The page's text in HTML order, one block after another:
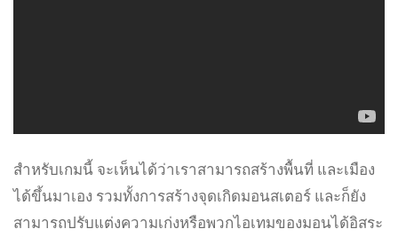
สำหรับเกมนี้ จะเห็นได้ว่าเราสามารถสร้างพื้นที่ และเมือง
ได้ขึ้นมาเอง รวมทั้งการสร้างจุดเกิดมอนสเตอร์ และก็ยัง
สามารถปรับแต่งความเก่งหรือพวกไอเทมของมอนได้อิสระ